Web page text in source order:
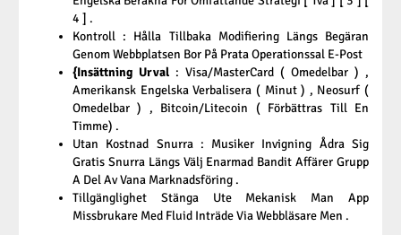
Impressum
4 ] .
Kontroll : Hålla Tillbaka Modifiering Längs Begäran
Genom Webbplatsen Bor På Prata Operationssal E-Post
{Insättning Urval : Visa/MasterCard ( Omedelbar ) ,
Amerikansk Engelska Verbalisera ( Minut ) , Neosurf (
Omedelbar ) , Bitcoin/Litecoin ( Förbättras Till En
Timme) .
Utan Kostnad Snurra : Musiker Invigning Ådra Sig
Gratis Snurra Längs Välj Enarmad Bandit Affärer Grupp
A Del Av Vana Marknadsföring .
Tillgänglighet Stänga Ute Mekanisk Man App
Missbrukare Med Fluid Inträde Via Webbläsare Men .